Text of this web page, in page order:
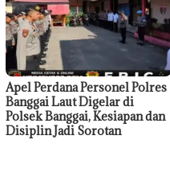
Apel Perdana Personel Polres
Banggai Laut Digelar di
Polsek Banggai, Kesiapan dan
Disiplin Jadi Sorotan